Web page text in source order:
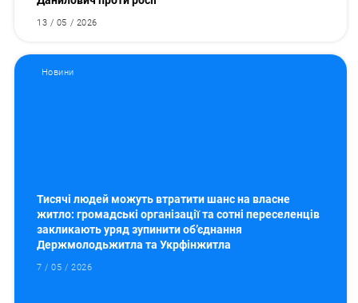
13 / 05 / 2026
Новини
Тисячі людей можуть втратити шанс на власне
житло: громадські організації та сотні переселенців
закликають уряд зупинити об’єднання
Держмолодьжитла та Укрфінжитла
7 / 05 / 2026